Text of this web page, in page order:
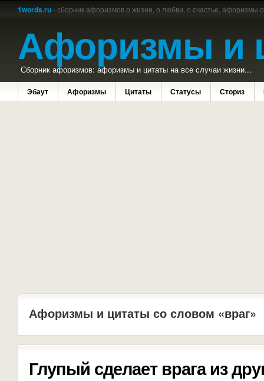
1words.ru- сборник афоризмов о жизни, о любви, о счастье,
Афоризмы и
Сборник афоризмов: афоризмы и цитаты на все случаи жизни...
Эбаут Афоризмы Цитаты Статусы Сториз
Афоризмы и цитаты со словом «враг»
Глупый сделает врага из